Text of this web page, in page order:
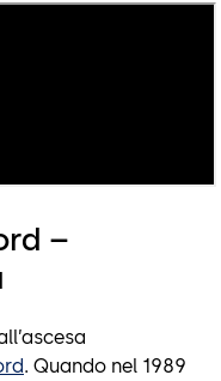
–
. Quando nel 1989